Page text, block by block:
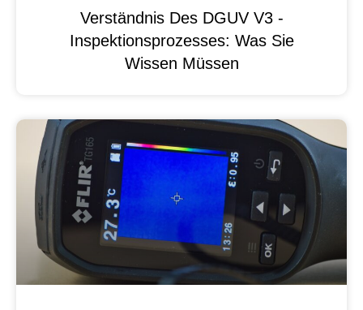
Verständnis Des DGUV V3 -
Inspektionsprozesses: Was Sie
Wissen Müssen